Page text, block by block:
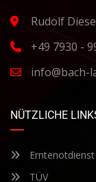
Rudolf
+49 7930 -
info@bach-
NÜTZLICHE
Erntenotdienst
TÜV